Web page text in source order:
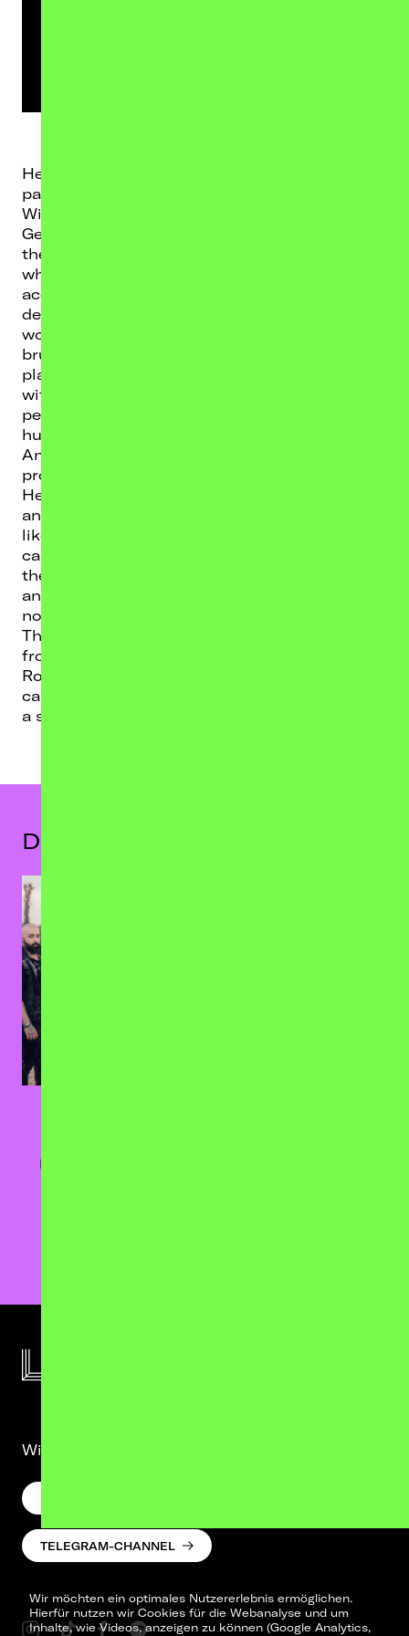
Heretoir has always been pure emotion. The
pain of modern life set to music.
With their fourth full-length "Solastalgia", the
German purveyors of soaring post metal work
their way to their innermost core and deliver
what is easily their most vulnerable and
accessible record to date. Solastalgia
describes the grief over the loss of the natural
world and the very existence of such a term
brutally exposes our alienation from this
planet. While some of the albums’ songs deal
with environmental issues, others focus on
personal feelings and the challenges of
human existence in a rapidly changing world.
And yet the desperate beauty of "Solastalgia"
proves to be an unlikely source of comfort.
Heretoir have previously toured Europe, Asia
and Latin America and played alongside acts
like Alcest, Killswitch Engage or Kalmah and
can’t wait to hit the road again in support of
their new album. After exploring their dark
and grim side on "Nightsphere", their style is
now going into a slightly different direction:
The songs of "Solastalgia" cover a wide range
from Modern Metal to Black Metal to Post
Rock to even Screamo. Whatever you want to
call it: essentially, this is pure melancholy and
a spark of hope in utter darkness.
Das könnte dir auch gefallen
Huxleys Neue Welt,
Wir möchten ein optimales Nutzererlebnis ermöglichen.
Hierfür nutzen wir Cookies für die Webanalyse und um
Inhalte, wie Videos, anzeigen zu können (Google Analytics,
Wir lassen was hören. Versprochen.
TELEGRAM-CHANNEL